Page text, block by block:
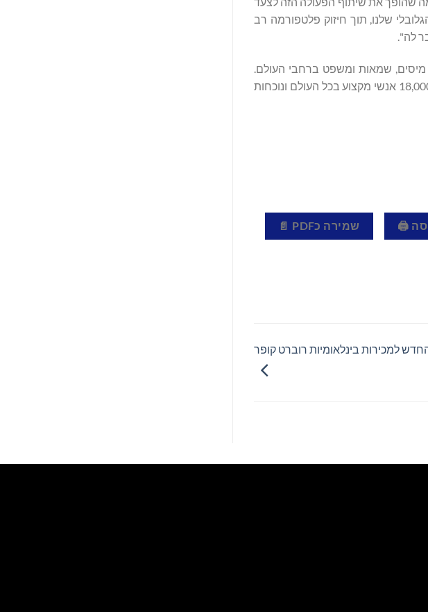
שלנו, תוך חיזוק פלטפורמה רב
לה".
מיסים, שמאות ומשפט ברחבי העולם.
לאנדרסן גלובל, שהוקמה ב-2013 על ידי החֶבְרה החֲבֵרה האמריקנית Andersen Tax LLC , יש עכשיו יותר מ-18,000 אנשי מקצוע בכל העולם ונוכחות
🖨 שמירה כPDF 📄